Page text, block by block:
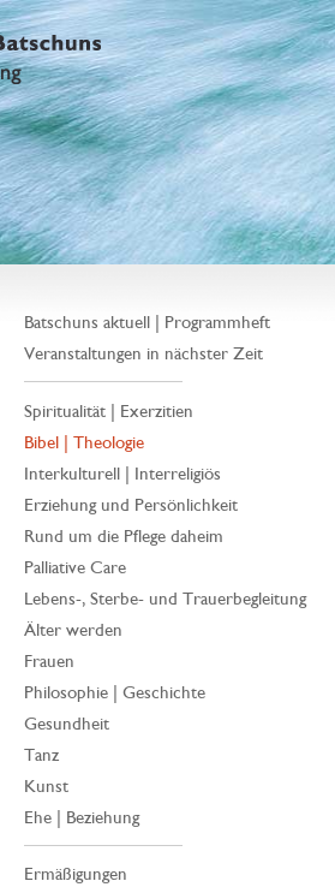
Batschuns aktuell | Programmheft
Veranstaltungen in nächster Zeit
Spiritualität | Exerzitien
Bibel | Theologie
Interkulturell | Interreligiös
Erziehung und Persönlichkeit
Rund um die Pflege daheim
Palliative Care
Lebens-, Sterbe- und Trauerbegleitung
Älter werden
Frauen
Philosophie | Geschichte
Gesundheit
Tanz
Kunst
Ehe | Beziehung
Ermäßigungen